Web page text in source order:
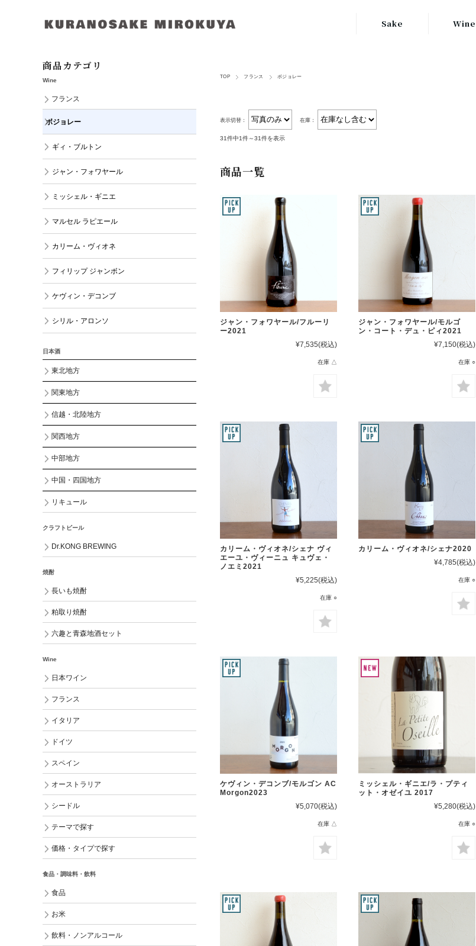
Sake
中国・四国地方
Wine
TOP フランス ボジョレー
表示切替： 在庫：
31件中1件～31件を表示
商品一覧
ジャン・フォワヤール/フルーリ
ー2021
¥7,535(税込)
在庫 △
ジャン・フォワヤール/モルゴ
ン・コート・デュ・ピィ2021
¥7,150(税込)
在庫 ○
カリーム・ヴィオネ/シェナ ヴィ
エーユ・ヴィーニュ キュヴェ・
ノエミ2021
¥5,225(税込)
在庫 ○
カリーム・ヴィオネ/シェナ2020
¥4,785(税込)
在庫 ○
ケヴィン・デコンブ/モルゴン AC
Morgon2023
¥5,070(税込)
在庫 △
ミッシェル・ギニエ/ラ・プティ
ット・オゼイユ 2017
¥5,280(税込)
在庫 ○
商品カテゴリ
Wine
フランス
ボジョレー
ギィ・ブルトン
ジャン・フォワヤール
ミッシェル・ギニエ
マルセル ラピエール
カリーム・ヴィオネ
フィリップ ジャンボン
ケヴィン・デコンブ
シリル・アロンソ
日本酒
東北地方
関東地方
信越・北陸地方
関西地方
中部地方
中国・四国地方
リキュール
クラフトビール
Dr.KONG BREWING
焼酎
長いも焼酎
粕取り焼酎
六趣と青森地酒セット
Wine
日本ワイン
フランス
イタリア
ドイツ
スペイン
オーストラリア
シードル
テーマで探す
価格・タイプで探す
食品・調味料・飲料
食品
お米
飲料・ノンアルコール